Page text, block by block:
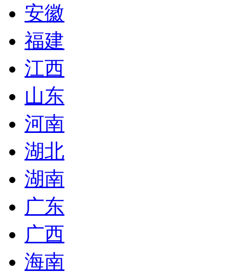
安徽
福建
江西
山东
河南
湖北
湖南
广东
广西
海南